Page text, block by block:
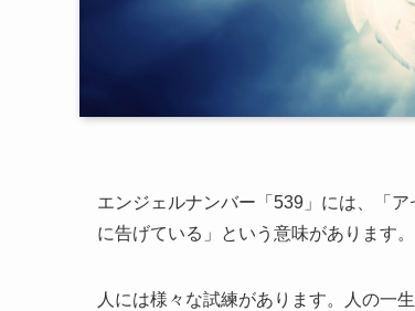
エンジェルナンバー「539」には、「
に告げている」という意味があります。
人には様々な試練があります。人の一